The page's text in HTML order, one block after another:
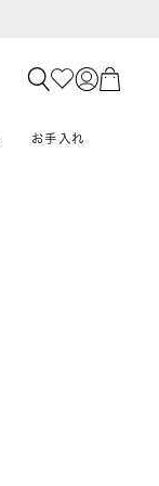
お手入れ